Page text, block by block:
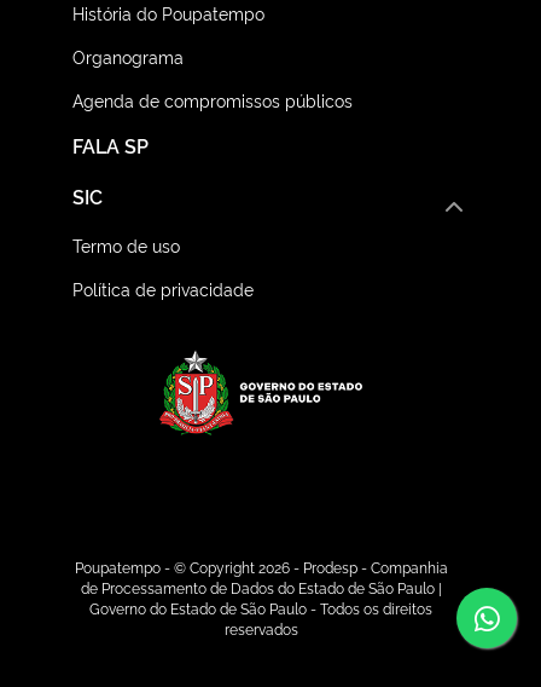
FALA SP
História do Poupatempo
Organograma
Agenda de compromissos públicos
SIC
Termo de uso
Política de privacidade
Poupatempo - © Copyright 2026 - Prodesp - Companhia
de Processamento de Dados do Estado de São Paulo |
Governo do Estado de São Paulo - Todos os direitos
reservados